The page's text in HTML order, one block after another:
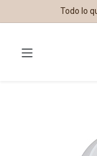
Todo lo